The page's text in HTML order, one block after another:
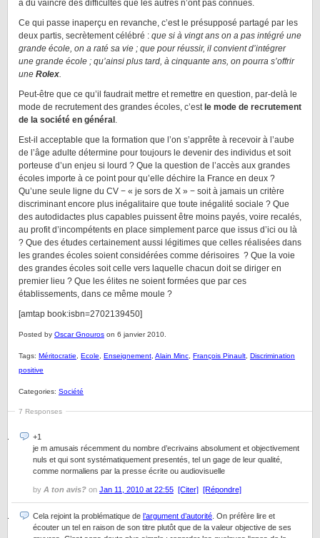
a dû vaincre des difficultés que les autres n’ont pas connues.
Ce qui passe inaperçu en revanche, c’est le présupposé partagé par les
deux partis, secrètement célébré : que si à vingt ans on a pas intégré une
grande école, on a raté sa vie ; que pour réussir, il convient d’intégrer
une grande école ; qu’ainsi plus tard, à cinquante ans, on pourra s’offrir
une Rolex.
Peut-être que ce qu’il faudrait mettre et remettre en question, par-delà le
mode de recrutement des grandes écoles, c’est le mode de recrutement
de la société en général .
Est-il acceptable que la formation que l’on s’apprête à recevoir à l’aube
de l’âge adulte détermine pour toujours le devenir des individus et soit
porteuse d’un enjeu si lourd ? Que la question de l’accès aux grandes
écoles importe à ce point pour qu’elle déchire la France en deux ?
Qu’une seule ligne du CV − « je sors de X » − soit à jamais un critère
discriminant encore plus inégalitaire que toute inégalité sociale ? Que
des autodidactes plus capables puissent être moins payés, voire recalés,
au profit d’incompétents en place simplement parce que issus d’ici ou là
? Que des études certainement aussi légitimes que celles réalisées dans
les grandes écoles soient considérées comme dérisoires ? Que la voie
des grandes écoles soit celle vers laquelle chacun doit se diriger en
premier lieu ? Que les élites ne soient formées que par ces
établissements, dans ce même moule ?
[amtap book:isbn=2702139450]
Posted by Oscar Gnouros on 6 janvier 2010.
Tags: Méritocratie Ecole Enseignement Alain Minc François Pinault Discrimination
positive
Categories: Société
7 Responses
+1
je m amusais récemment du nombre d’ecrivains absolument et objectivement
nuls et qui sont systématiquement presentés, tel un gage de leur qualité,
comme normaliens par la presse écrite ou audiovisuelle
by A ton avis? on Jan 11, 2010 at 22:55 [Citer] [Répondre]
Cela rejoint la problématique de l’argument d’autorité . On préfère lire et
écouter un tel en raison de son titre plutôt que de la valeur objective de ses